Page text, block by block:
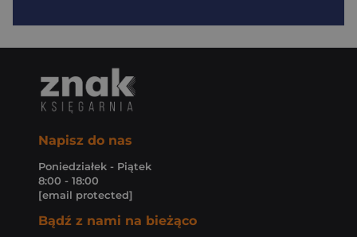
Napisz do nas
Poniedziałek - Piątek
8:00 - 18:00
[email protected]
Bądź z nami na bieżąco